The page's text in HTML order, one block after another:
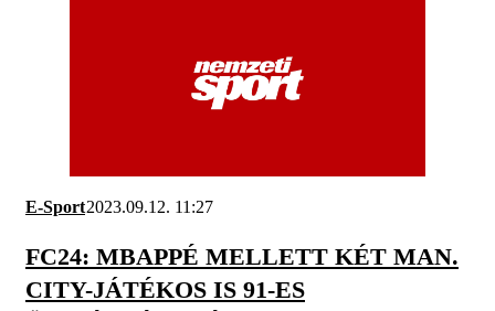
E-Sport2023.09.12. 11:27
FC24: MBAPPÉ MELLETT KÉT MAN.
CITY-JÁTÉKOS IS 91-ES